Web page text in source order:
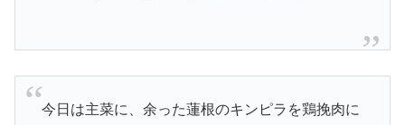
今日は主菜に、余った蓮根のキンピラを鶏挽肉に